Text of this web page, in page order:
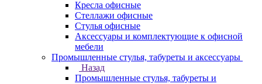
Кресла офисные
Стеллажи офисные
Стулья офисные
Аксессуары и комплектующие к офисной
мебели
Промышленные стулья, табуреты и аксессуары
Назад
Промышленные стулья, табуреты и